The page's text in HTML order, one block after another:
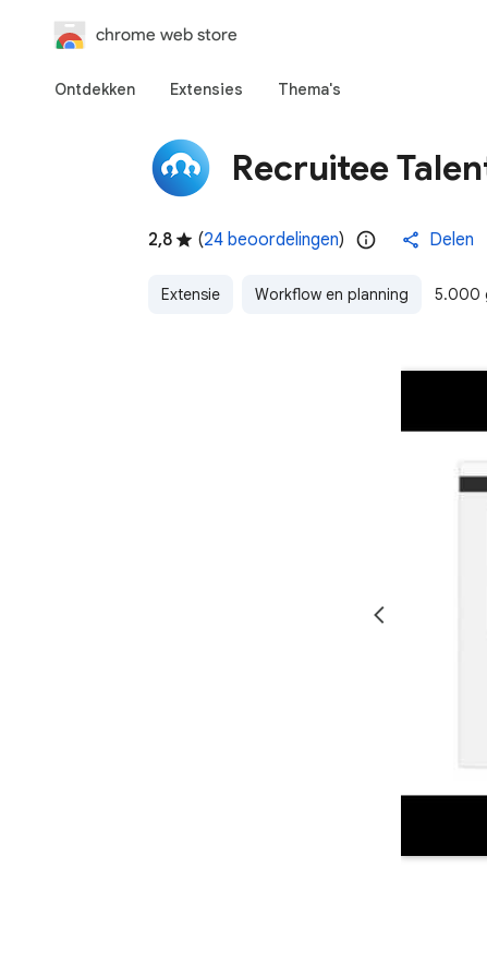
chrome web store
Ontdekken Extensies Thema's
Recruitee
2,8 (24 beoordelingen) Delen
Extensie Workflow en planning 5.000